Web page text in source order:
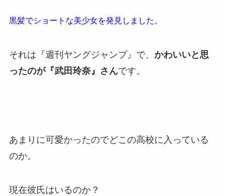
黒髪でショートな美少女を発見しました。
それは『週刊ヤングジャンプ』で、 かわいいと思
ったのが『武田玲奈』さんです。
あまりに可愛かったのでどこの高校に入っている
のか。
現在彼氏はいるのか？